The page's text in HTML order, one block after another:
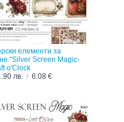
елементи за
"Silver Screen Magic-
o'Clock
лв. / 6.08 €